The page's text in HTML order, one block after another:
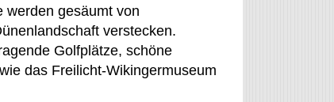
werden gesäumt von
verstecken.
Golfplätze, schöne
das Freilicht-Wikingermuseum